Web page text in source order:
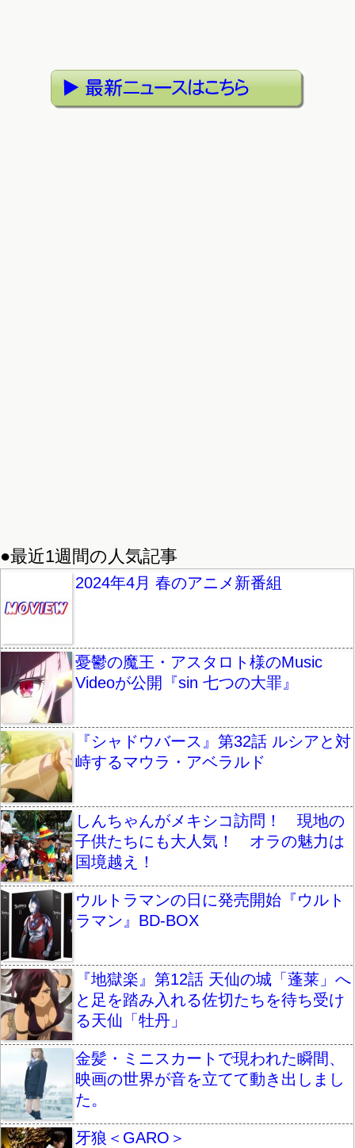
●最近1週間の人気記事
2024年4月 春のアニメ新番組
憂鬱の魔王・アスタロト様のMusic
Videoが公開『sin 七つの大罪』
『シャドウバース』第32話 ルシアと対
峙するマウラ・アベラルド
しんちゃんがメキシコ訪問！ 現地の
子供たちにも大人気！ オラの魅力は
国境越え！
ウルトラマンの日に発売開始『ウルト
ラマン』BD-BOX
『地獄楽』第12話 天仙の城「蓬莱」へ
と足を踏み入れる佐切たちを待ち受け
る天仙「牡丹」
金髪・ミニスカートで現われた瞬間、
映画の世界が音を立てて動き出しまし
た。
牙狼＜GARO＞